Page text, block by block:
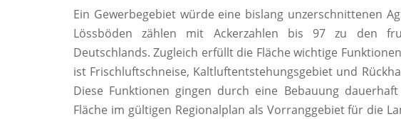
Ein Gewerbegebiet würde eine bislang unzerschnittenen
Lössböden zählen mit Ackerzahlen bis 97 zu den
Deutschlands. Zugleich erfüllt die Fläche wichtige
ist Frischluftschneise, Kaltluftentstehungsgebiet und
Diese Funktionen gingen durch eine Bebauung
Fläche im gültigen Regionalplan als Vorranggebiet für die